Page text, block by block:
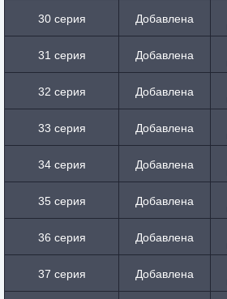
30 серия Добавлена
31 серия Добавлена
32 серия Добавлена
33 серия Добавлена
34 серия Добавлена
35 серия Добавлена
36 серия Добавлена
37 серия Добавлена